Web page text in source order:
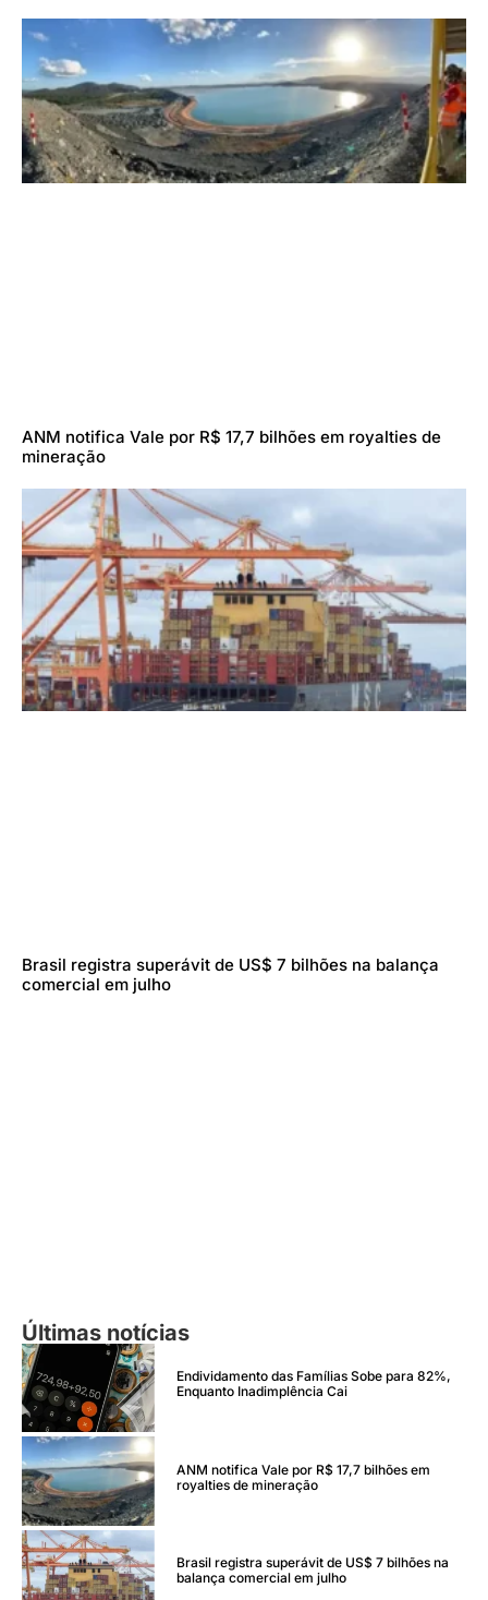
ANM notifica Vale por R$ 17,7 bilhões em royalties de
mineração
Brasil registra superávit de US$ 7 bilhões na balança
comercial em julho
Últimas notícias
Endividamento das Famílias Sobe para 82%,
Enquanto Inadimplência Cai
ANM notifica Vale por R$ 17,7 bilhões em
royalties de mineração
Brasil registra superávit de US$ 7 bilhões na
balança comercial em julho